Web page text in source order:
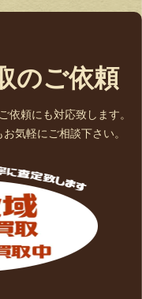
のご依頼
依頼にも対応致します。
気軽にご相談下さい。